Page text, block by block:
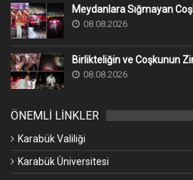
Meydanlara Sığmayan
08.08.2026
Birlikteliğin ve Coşkunun
08.08.2026
ÖNEMLİ LİNKLER
Karabük Valiliği
Karabük Üniversitesi